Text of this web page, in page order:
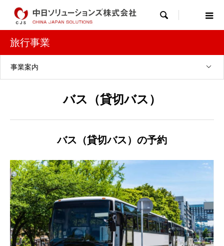

旅行事業
事業案内
バス（貸切バス）
バス（貸切バス）の予約